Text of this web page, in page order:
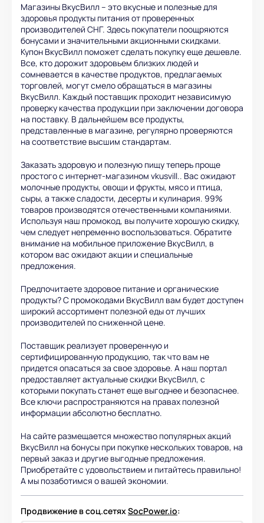
Магазины ВкусВилл – это вкусные и полезные для
здоровья продукты питания от проверенных
производителей СНГ. Здесь покупатели поощряются
бонусами и значительными акционными скидками.
Купон ВкусВилл поможет сделать покупку еще дешевле.
Все, кто дорожит здоровьем близких людей и
сомневается в качестве продуктов, предлагаемых
торговлей, могут смело обращаться в магазины
ВкусВилл. Каждый поставщик проходит независимую
проверку качества продукции при заключении договора
на поставку. В дальнейшем все продукты,
представленные в магазине, регулярно проверяются
на соответствие высшим стандартам.
Заказать здоровую и полезную пищу теперь проще
простого с интернет-магазином vkusvill.. Вас ожидают
молочные продукты, овощи и фрукты, мясо и птица,
сыры, а также сладости, десерты и кулинария. 99%
товаров производятся отечественными компаниями.
Используя наш промокод, вы получите хорошую скидку,
чем следует непременно воспользоваться. Обратите
внимание на мобильное приложение ВкусВилл, в
котором вас ожидают акции и специальные
предложения.
Предпочитаете здоровое питание и органические
продукты? С промокодами ВкусВилл вам будет доступен
широкий ассортимент полезной еды от лучших
производителей по сниженной цене.
Поставщик реализует проверенную и
сертифицированную продукцию, так что вам не
придется опасаться за свое здоровье. А наш портал
предоставляет актуальные скидки ВкусВилл, с
которыми покупать станет еще выгоднее и безопаснее.
Все ключи распространяются на правах полезной
информации абсолютно бесплатно.
На сайте размещается множество популярных акций
ВкусВилл на бонусы при покупке нескольких товаров, на
первый заказ и другие выгодные предложения.
Приобретайте с удовольствием и питайтесь правильно!
А мы позаботимся о вашей экономии.
Продвижение в соц.сетяхSocPower.io: